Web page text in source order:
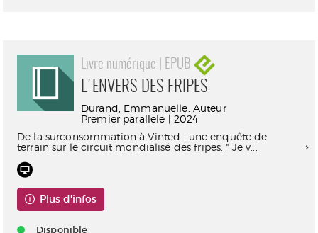
Livre numérique | EPUB
L'ENVERS DES FRIPES
Durand, Emmanuelle. Auteur
Premier parallele | 2024
De la surconsommation à Vinted : une enquête de
terrain sur le circuit mondialisé des fripes. " Je v...
Plus d'infos
Disponible